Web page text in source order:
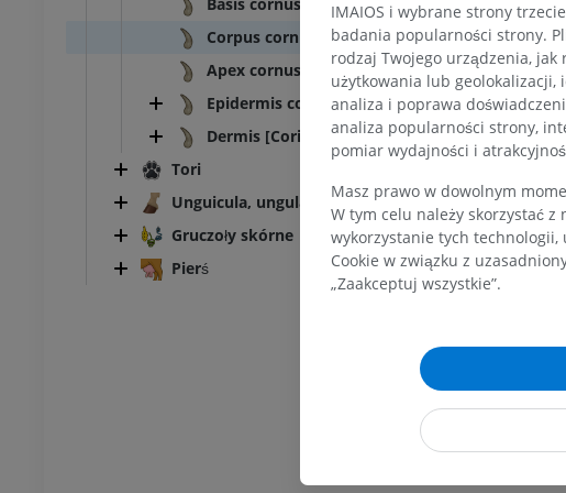
Corpus cornus
Apex cornus
Epidermis cornus
Dermis [Corium] cornus
Tori
Unguicula, ungula
Gruczoły skórne
Pierś
IMAIOS i wybrane strony
badania popularności strony.
rodzaj Twojego urządzenia,
użytkowania lub geolokalizacji,
analiza i poprawa
analiza popularności strony,
pomiar wydajności i
Masz prawo w dowolnym
W tym celu należy skorzystać z
wykorzystanie tych technologii,
Cookie w związku z
„Zaakceptuj wszystkie”.